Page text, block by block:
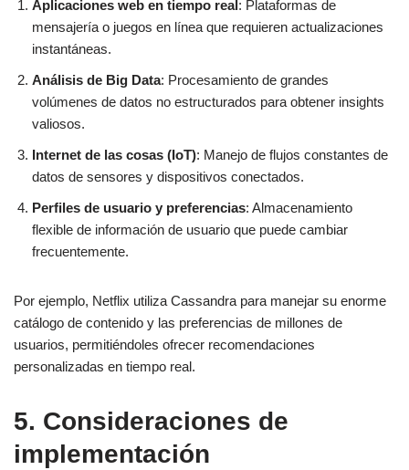
Aplicaciones web en tiempo real: Plataformas de
mensajería o juegos en línea que requieren actualizaciones
instantáneas.
Análisis de Big Data: Procesamiento de grandes
volúmenes de datos no estructurados para obtener insights
valiosos.
Internet de las cosas (IoT): Manejo de flujos constantes de
datos de sensores y dispositivos conectados.
Perfiles de usuario y preferencias: Almacenamiento
flexible de información de usuario que puede cambiar
frecuentemente.
Por ejemplo, Netflix utiliza Cassandra para manejar su enorme
catálogo de contenido y las preferencias de millones de
usuarios, permitiéndoles ofrecer recomendaciones
personalizadas en tiempo real.
5. Consideraciones de
implementación